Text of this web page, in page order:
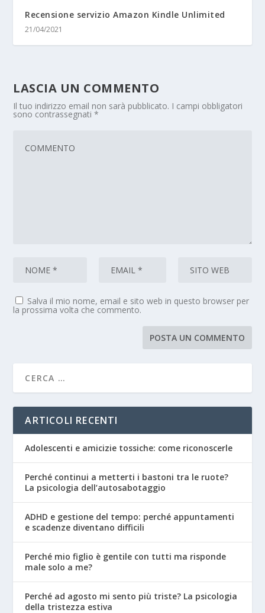
Recensione servizio Amazon Kindle Unlimited
21/04/2021
LASCIA UN COMMENTO
Il tuo indirizzo email non sarà pubblicato. I campi obbligatori
sono contrassegnati*
Salva il mio nome, email e sito web in questo browser per
la prossima volta che commento.
ARTICOLI RECENTI
Adolescenti e amicizie tossiche: come riconoscerle
Perché continui a metterti i bastoni tra le ruote?
La psicologia dell’autosabotaggio
ADHD e gestione del tempo: perché appuntamenti
e scadenze diventano difficili
Perché mio figlio è gentile con tutti ma risponde
male solo a me?
Perché ad agosto mi sento più triste? La psicologia
della tristezza estiva